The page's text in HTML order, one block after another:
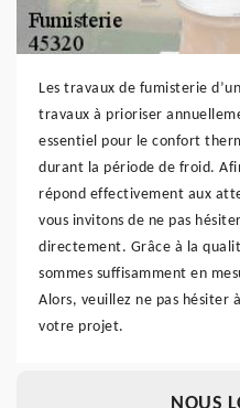
Les travaux de fumisterie
travaux à prioriser
essentiel pour le confort
durant la période de froid.
répond effectivement aux
vous invitons de ne pas
directement. Grâce à la
sommes suffisamment en
Alors, veuillez ne pas hésiter
votre projet.